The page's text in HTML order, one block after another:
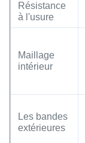
Résistance
à l'usure
Maillage
intérieur
Les bandes
extérieures